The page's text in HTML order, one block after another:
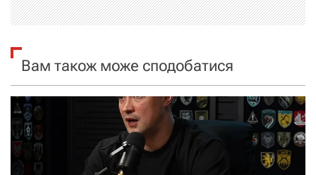
і
а
п
и
Вам також може сподобатися